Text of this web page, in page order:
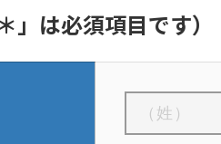
」は必須項目です）